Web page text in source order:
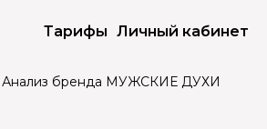
Тарифы Личный кабинет
Анализ бренда МУЖСКИЕ ДУХИ